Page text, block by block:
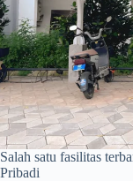
Salah satu fasilitas
Pribadi